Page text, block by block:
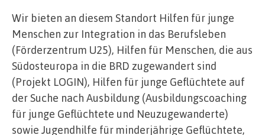
Wir bieten an diesem Standort Hilfen für junge
Menschen zur Integration in das Berufsleben
(Förderzentrum U25), Hilfen für Menschen, die aus
Südosteuropa in die BRD zugewandert sind
(Projekt LOGIN), Hilfen für junge Geflüchtete auf
der Suche nach Ausbildung (Ausbildungscoaching
für junge Geflüchtete und Neuzugewanderte)
sowie Jugendhilfe für minderjährige Geflüchtete,